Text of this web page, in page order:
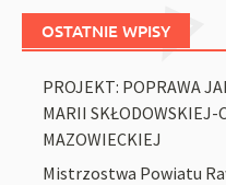
OSTATNIE WPISY
PROJEKT: POPRAWA
MARII SKŁODOWSKIEJ-
MAZOWIECKIEJ
Mistrzostwa Powiatu